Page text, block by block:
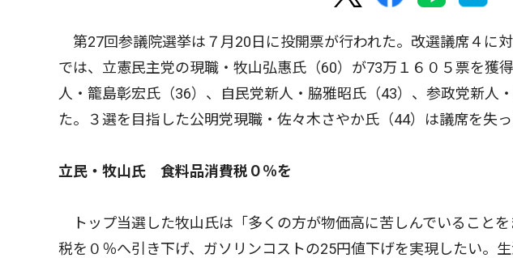
第27回参議院選挙は７月20日に投開票が行われた。改選議席４に
では、立憲民主党の現職・牧山弘惠氏（60）が73万１６０５票を獲
人・籠島彰宏氏（36）、自民党新人・脇雅昭氏（43）、参政党新人
た。３選を目指した公明党現職・佐々木さやか氏（44）は議席を失っ
立民・牧山氏 食料品消費税０％を
トップ当選した牧山氏は「多くの方が物価高に苦しんでいること
税を０％へ引き下げ、ガソリンコストの25円値下げを実現したい。